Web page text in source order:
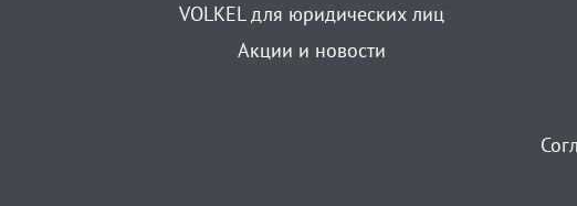
VOLKEL для юридических лиц
Акции и новости